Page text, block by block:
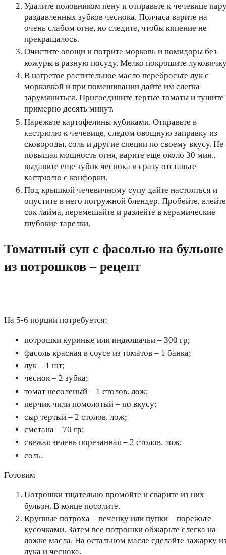
Удалите половником пену и отправьте к чечевице
раздавленных зубков чеснока. Полчаса варите на
очень слабом огне, но следите, чтобы кипение не
прекращалось.
Очистите овощи и потрите морковь и помидоры без
кожуры в разную посуду. Мелко покрошите
В нагретое растительное масло перебросьте лук с
морковкой и при помешивании дайте им слегка
зарумяниться. Присоедините тертые томаты и тушите
примерно десять минут.
Нарежьте картофелины кубиками. Отправьте в
кастрюлю к чечевице, следом овощную заправку из
сковороды, соль и другие специи по своему вкусу. Не
повышая мощность огня, варите еще около 30 мин.,
выдавите еще зубик чеснока и сразу отставьте
кастрюлю с конфорки.
Под крышкой чечевичному супу дайте настояться и
опустите в него погружной блендер. Пробейте, влейте
сок лайма, перемешайте и разлейте в керамические
глубокие тарелки.
Томатный суп с фасолью на бульоне
из потрошков – рецепт
На 5-6 порций потребуется:
потрошки куриные или индюшачьи – 300 гр;
фасоль красная в соусе из томатов – 1 банка;
лук – 1 шт;
чеснок – 2 зубка;
томат несоленый – 1 столов. лож;
перчик чили помолотый – по вкусу;
сыр тертый – 2 столов. лож;
сметана – 70 гр;
свежая зелень порезанная – 2 столов. лож;
соль.
Готовим
Потрошки тщательно промойте и сварите из них
бульон. В конце посолите.
Крупные потроха – печенку или пупки – порежьте
кусочками. Затем все потрошки обжарьте слегка на
ложке масла. На остальном масле сделайте зажарку
лука и чеснока.